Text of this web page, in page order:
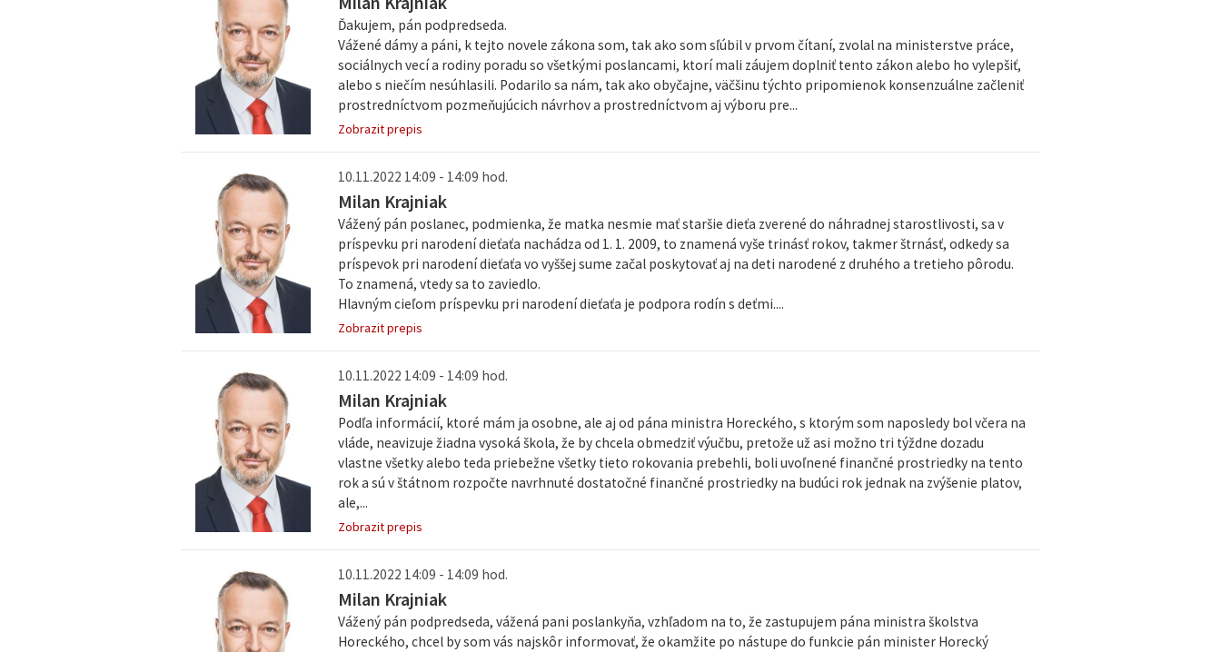
Ďakujem, pán podpredseda.
Vážené dámy a páni, k tejto novele zákona som, tak ako som sľúbil v prvom čítaní, zvolal na ministerstve práce,
sociálnych vecí a rodiny poradu so všetkými poslancami, ktorí mali záujem doplniť tento zákon alebo ho vylepšiť,
alebo s niečím nesúhlasili. Podarilo sa nám, tak ako obyčajne, väčšinu týchto pripomienok konsenzuálne začleniť
prostredníctvom pozmeňujúcich návrhov a prostredníctvom aj výboru pre...
Zobrazit prepis
10.11.2022 14:09 - 14:09 hod.
Milan Krajniak
Vážený pán poslanec, podmienka, že matka nesmie mať staršie dieťa zverené do náhradnej starostlivosti, sa v
príspevku pri narodení dieťaťa nachádza od 1. 1. 2009, to znamená vyše trinásť rokov, takmer štrnásť, odkedy sa
príspevok pri narodení dieťaťa vo vyššej sume začal poskytovať aj na deti narodené z druhého a tretieho pôrodu.
To znamená, vtedy sa to zaviedlo.
Hlavným cieľom príspevku pri narodení dieťaťa je podpora rodín s deťmi....
Zobrazit prepis
10.11.2022 14:09 - 14:09 hod.
Milan Krajniak
Podľa informácií, ktoré mám ja osobne, ale aj od pána ministra Horeckého, s ktorým som naposledy bol včera na
vláde, neavizuje žiadna vysoká škola, že by chcela obmedziť výučbu, pretože už asi možno tri týždne dozadu
vlastne všetky alebo teda priebežne všetky tieto rokovania prebehli, boli uvoľnené finančné prostriedky na tento
rok a sú v štátnom rozpočte navrhnuté dostatočné finančné prostriedky na budúci rok jednak na zvýšenie platov,
ale,...
Zobrazit prepis
10.11.2022 14:09 - 14:09 hod.
Milan Krajniak
Vážený pán podpredseda, vážená pani poslankyňa, vzhľadom na to, že zastupujem pána ministra školstva
Horeckého, chcel by som vás najskôr informovať, že okamžite po nástupe do funkcie pán minister Horecký